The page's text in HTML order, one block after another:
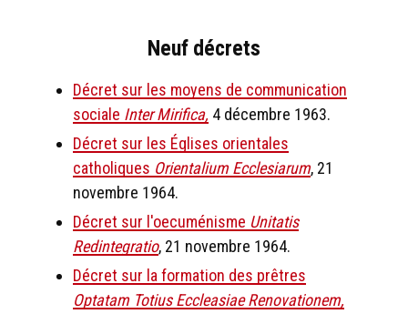
Neuf décrets
Décret sur les moyens de communication
sociale Inter Mirifica, 4 décembre 1963.
Décret sur les Églises orientales
catholiques Orientalium Ecclesiarum, 21
novembre 1964.
Décret sur l'oecuménisme Unitatis
Redintegratio, 21 novembre 1964.
Décret sur la formation des prêtres
Optatam Totius Eccleasiae Renovationem,